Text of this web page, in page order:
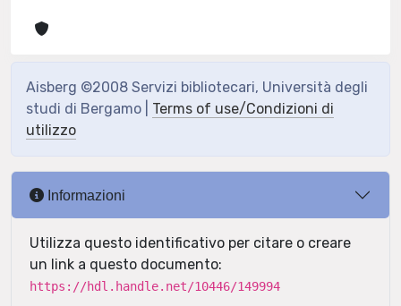
Aisberg ©2008 Servizi bibliotecari, Università degli
studi di Bergamo | Terms of use/Condizioni di
utilizzo
Informazioni
Utilizza questo identificativo per citare o creare
un link a questo documento:
https://hdl.handle.net/10446/149994